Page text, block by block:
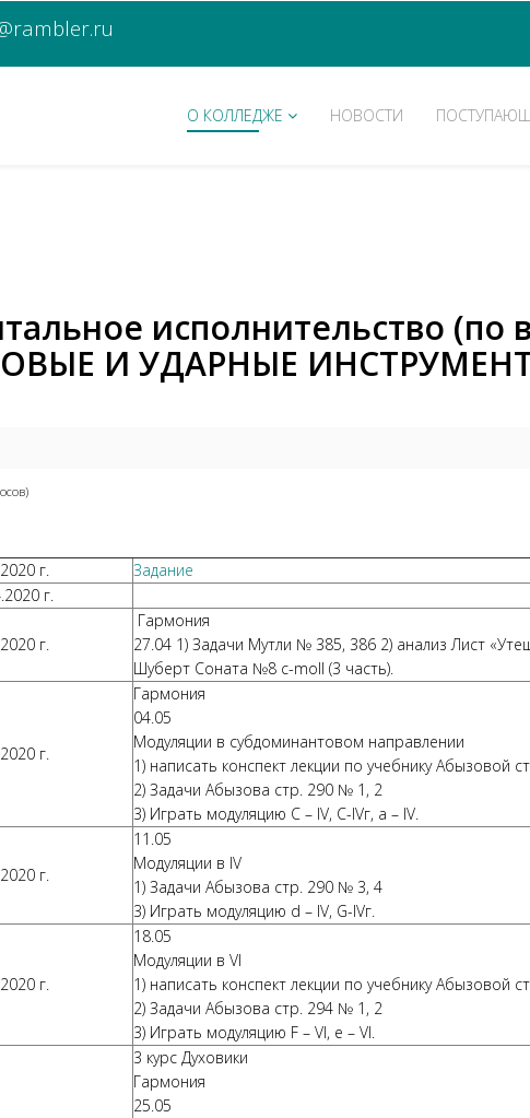
О КОЛЛЕДЖЕ НОВОСТИ
исполнительство (по
И УДАРНЫЕ
г.
Задание
г.
г.
Гармония
27.04 1) Задачи Мутли № 385, 386 2) анализ Лист
Шуберт Соната №8 c-moll (3 часть).
г.
Гармония
04.05
Модуляции в субдоминантовом направлении
1) написать конспект лекции по учебнику Абызовой
2) Задачи Абызова стр. 290 № 1, 2
3) Играть модуляцию С – IV, C-IVг, a – IV.
г.
11.05
Модуляции в IV
1) Задачи Абызова стр. 290 № 3, 4
3) Играть модуляцию d – IV, G-IVг.
г.
18.05
Модуляции в VI
1) написать конспект лекции по учебнику Абызовой
2) Задачи Абызова стр. 294 № 1, 2
3) Играть модуляцию F – VI, e – VI.
3 курс Духовики
Гармония
25.05